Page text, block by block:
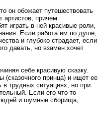
он обожает путешествовать
артистов, причем
играть в ней красивые роли,
Если работа им по душе,
и глубоко страдает, если
давать, но взамен хочет
себе красивую сказку.
(сказочного принца) и ищет ее
трудных ситуациях, но при
Если его что-то
и шумные сборища,